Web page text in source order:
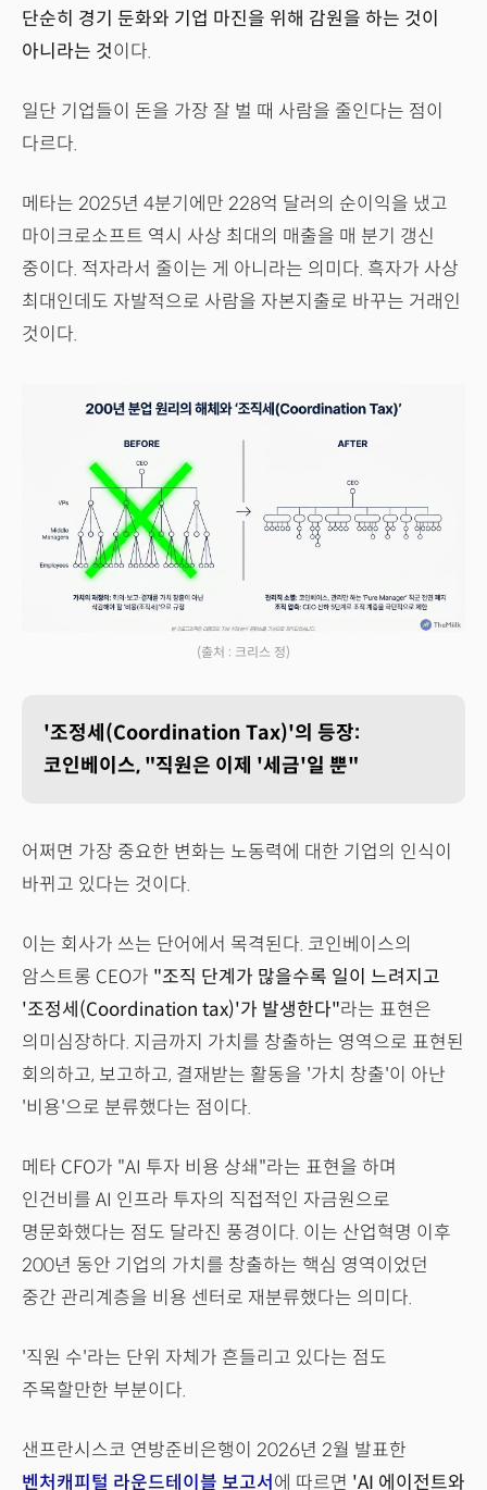
단순히 경기 둔화와 기업 마진을 위해 감원을 하는 것이
아니라는 것이다.
일단 기업들이 돈을 가장 잘 벌 때 사람을 줄인다는 점이
다르다.
메타는 2025년 4분기에만 228억 달러의 순이익을 냈고
마이크로소프트 역시 사상 최대의 매출을 매 분기 갱신
중이다. 적자라서 줄이는 게 아니라는 의미다. 흑자가 사상
최대인데도 자발적으로 사람을 자본지출로 바꾸는 거래인
것이다.
(출처 : 크리스 정)
'조정세(Coordination Tax)'의 등장:
코인베이스, "직원은 이제 '세금'일 뿐"
어쩌면 가장 중요한 변화는 노동력에 대한 기업의 인식이
바뀌고 있다는 것이다.
이는 회사가 쓰는 단어에서 목격된다. 코인베이스의
암스트롱 CEO가 "조직 단계가 많을수록 일이 느려지고
'조정세(Coordination tax)'가 발생한다"라는 표현은
의미심장하다. 지금까지 가치를 창출하는 영역으로 표현된
회의하고, 보고하고, 결재받는 활동을 '가치 창출'이 아난
'비용'으로 분류했다는 점이다.
메타 CFO가 "AI 투자 비용 상쇄"라는 표현을 하며
인건비를 AI 인프라 투자의 직접적인 자금원으로
명문화했다는 점도 달라진 풍경이다. 이는 산업혁명 이후
200년 동안 기업의 가치를 창출하는 핵심 영역이었던
중간 관리계층을 비용 센터로 재분류했다는 의미다.
'직원 수'라는 단위 자체가 흔들리고 있다는 점도
주목할만한 부분이다.
샌프란시스코 연방준비은행이 2026년 2월 발표한
벤처캐피털 라운드테이블 보고서 에 따르면 'AI 에이전트와